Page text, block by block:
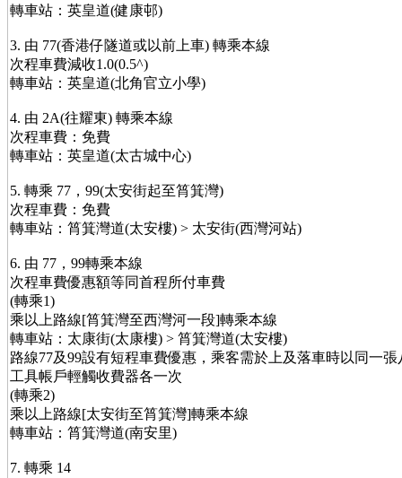
轉車站：英皇道(健康邨)
3. 由 77(香港仔隧道或以前上車) 轉乘本線
次程車費減收1.0(0.5^)
轉車站：英皇道(北角官立小學)
4. 由 2A(往耀東) 轉乘本線
次程車費：免費
轉車站：英皇道(太古城中心)
5. 轉乘 77，99(太安街起至筲箕灣)
次程車費：免費
轉車站：筲箕灣道(太安樓) > 太安街(西灣河站)
6. 由 77，99轉乘本線
次程車費優惠額等同首程所付車費
(轉乘1)
乘以上路線[筲箕灣至西灣河一段]轉乘本線
轉車站：太康街(太康樓) > 筲箕灣道(太安樓)
路線77及99設有短程車費優惠，乘客需於上及落車時以同一
工具帳戶輕觸收費器各一次
(轉乘2)
乘以上路線[太安街至筲箕灣]轉乘本線
轉車站：筲箕灣道(南安里)
7. 轉乘 14